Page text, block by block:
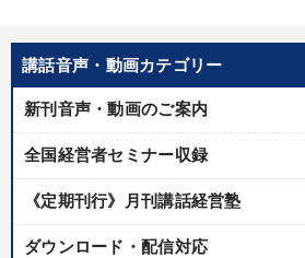
製造業 卸売・小売・飲食業
IT・サービス・金融業 コンサルタント
講話音声・動画カテゴリー
新刊音声・動画のご案内
全国経営者セミナー収録
《定期刊行》月刊講話経営塾
ダウンロード・配信対応